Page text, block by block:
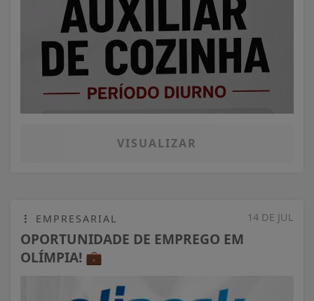
VISUALIZAR
14 DE JUL
EMPRESARIAL
OPORTUNIDADE DE EMPREGO EM
OLÍMPIA! 💼